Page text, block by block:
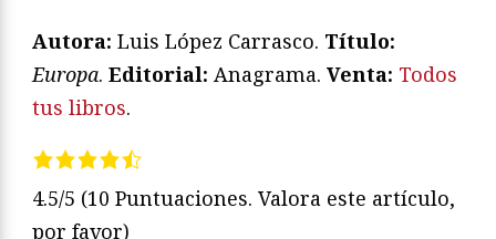
Autora: Luis López Carrasco. Título:
Europa. Editorial: Anagrama. Venta: Todos
tus libros.
4.5/5 (10 Puntuaciones. Valora este artículo,
por favor)